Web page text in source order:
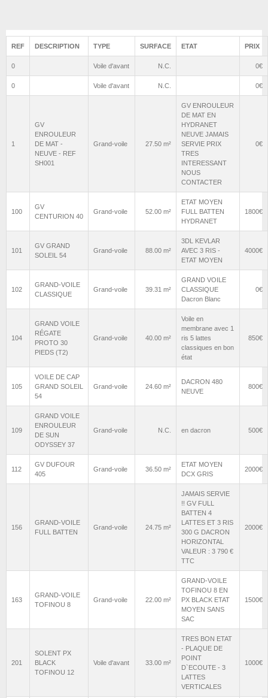
REF DESCRIPTION TYPE SURFACE ETAT PRIX
0 Voile d'avant N.C. 0€
0 Voile d'avant N.C. 0€
1
GV
ENROULEUR
DE MAT -
NEUVE - REF
SH001
Grand-voile 27.50 m²
GV ENROULEUR
DE MAT EN
HYDRANET
NEUVE JAMAIS
SERVIE PRIX
TRES
INTERESSANT
NOUS
CONTACTER
0€
100
GV
CENTURION 40
Grand-voile 52.00 m²
ETAT MOYEN
FULL BATTEN
HYDRANET
1800€
101
GV GRAND
SOLEIL 54
Grand-voile 88.00 m²
3DL KEVLAR
AVEC 3 RIS -
ETAT MOYEN
4000€
102
GRAND-VOILE
CLASSIQUE
Grand-voile 39.31 m²
GRAND VOILE
CLASSIQUE
Dacron Blanc
0€
104
GRAND VOILE
RÉGATE
PROTO 30
PIEDS (T2)
Grand-voile 40.00 m²
Voile en
membrane avec 1
ris 5 lattes
classiques en bon
état
850€
105
VOILE DE CAP
GRAND SOLEIL
54
Grand-voile 24.60 m²
DACRON 480
NEUVE
800€
109
GRAND VOILE
ENROULEUR
DE SUN
ODYSSEY 37
Grand-voile N.C. en dacron 500€
112
GV DUFOUR
405
Grand-voile 36.50 m²
ETAT MOYEN
DCX GRIS
2000€
156
GRAND-VOILE
FULL BATTEN
Grand-voile 24.75 m²
JAMAIS SERVIE
!! GV FULL
BATTEN 4
LATTES ET 3 RIS
300 G DACRON
HORIZONTAL
VALEUR : 3 790 €
TTC
2000€
163
GRAND-VOILE
TOFINOU 8
Grand-voile 22.00 m²
GRAND-VOILE
TOFINOU 8 EN
PX BLACK ETAT
MOYEN SANS
SAC
1500€
201
SOLENT PX
BLACK
TOFINOU 12
Voile d'avant 33.00 m²
TRES BON ETAT
- PLAQUE DE
POINT
D`ECOUTE - 3
LATTES
VERTICALES
1000€